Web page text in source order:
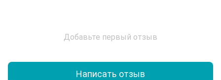
Добавьте первый отзыв
Написать отзыв